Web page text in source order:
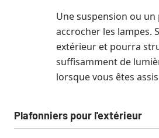
Une suspension ou
accrocher les lampes.
extérieur et pourra
suffisamment de
lorsque vous êtes
Plafonniers pour l'extérieur